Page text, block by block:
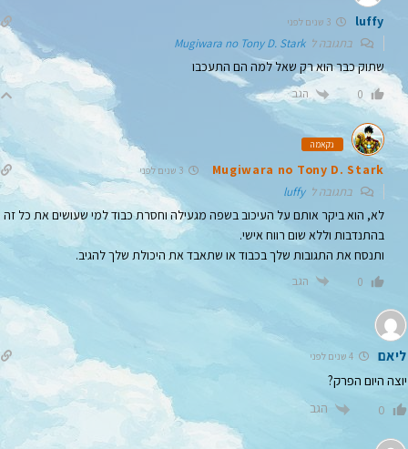
luffy 3 שנים לפני
בתגובה לMugiwara no Tony D. Stark
שתוק כבר הוא רק שאל למה הם התעכבו
0 הגב
נקאמה
Mugiwara no Tony D. Stark 3 שנים לפני
בתגובה לluffy
לא, הוא ביקר אותם על העיכוב בשפה מגעילה וחסרת כבוד למי שעושים את כל זה
בהתנדבות וללא שום רווח אישי.
ותנסח את התגובות שלך בכבוד או שתאבד את היכולת שלך להגיב.
0 הגב
ליאם
יוצה היום הפרק?
0 הגב